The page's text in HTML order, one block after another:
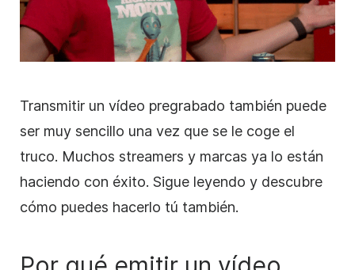
Transmitir un vídeo pregrabado también puede
ser muy sencillo una vez que se le coge el
truco. Muchos streamers y marcas ya lo están
haciendo con éxito. Sigue leyendo y descubre
cómo puedes hacerlo tú también.